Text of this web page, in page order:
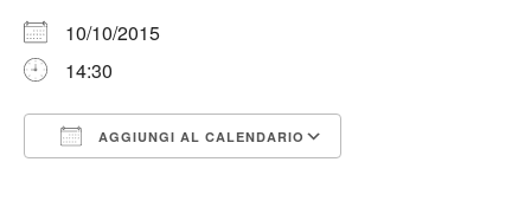
10/10/2015
14:30
AGGIUNGI AL CALENDARIO